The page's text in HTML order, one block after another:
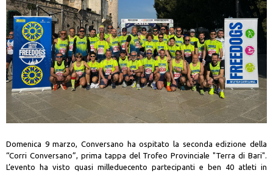
Domenica 9 marzo, Conversano ha ospitato la seconda edizione della
“Corri Conversano”, prima tappa del Trofeo Provinciale "Terra di Bari".
L’evento ha visto quasi milleduecento partecipanti e ben 40 atleti in